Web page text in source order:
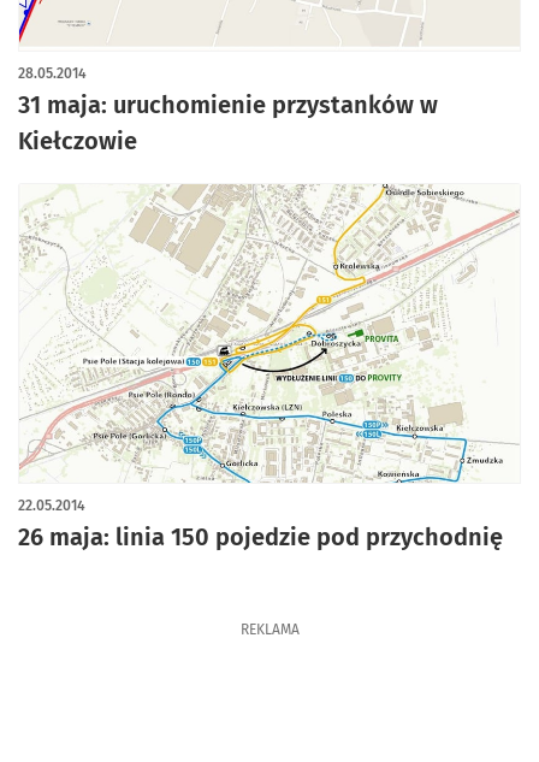
31 maja: uruchomienie przystanków w
Kiełczowie
28.05.2014
26 maja: linia 150 pojedzie pod przychodnię
22.05.2014
REKLAMA